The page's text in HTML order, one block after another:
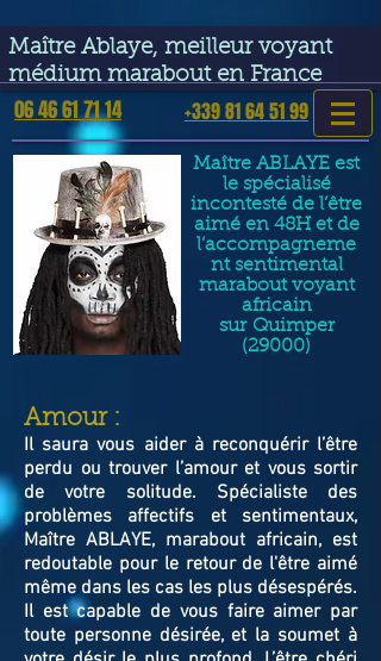
Maître Ablaye, meilleur voyant
médium marabout en France
06 46 61 71 14 +339 81 64 51 99
Maître ABLAYE est
le spécialisé
incontesté de l’être
aimé en 48H et de
l’accompagneme
nt sentimental
marabout voyant
africain
surQuimper
(29000)
​Amour :
Il saura vous aider à reconquérir l’être
perdu ou trouver l’amour et vous sortir
de votre solitude. Spécialiste des
problèmes affectifs et sentimentaux,
Maître ABLAYE, marabout africain, est
redoutable pour le retour de l'être aimé
même dans les cas les plus désespérés.
Il est capable de vous faire aimer par
toute personne désirée, et la soumet à